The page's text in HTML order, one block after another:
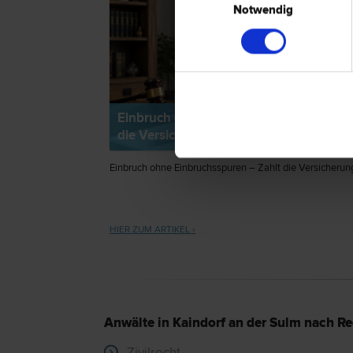
Notwendig
Einbruch ohne Einbruchsspuren – Zahlt
die Versicherung?
Einbruch ohne Einbruchsspuren – Zahlt die
HIER ZUM ARTIKEL ›
Anwälte in Kaindorf an der Sulm nach